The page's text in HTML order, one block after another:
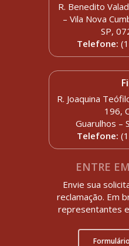
R. Benedito
– Vila Nova
SP,
Telefone:
R. Joaquina
196,
Guarulhos –
Telefone:
ENTRE
Envie sua
reclamação. Em
representantes